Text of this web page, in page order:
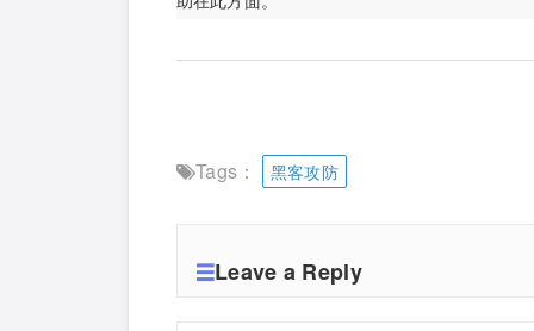
Tags： 黑客攻防
Leave a Reply